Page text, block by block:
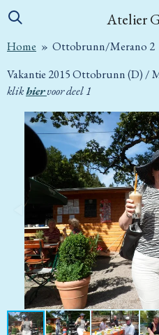
Ga
naar
hoofdinhoud
Atelier
Home » Ottobrunn/Merano 2
Vakantie 2015
klikhiervoor deel 1